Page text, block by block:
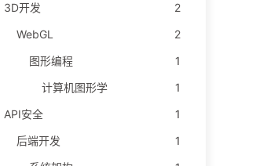
3D开发
2
WebGL
2
图形编程
1
计算机图形学
1
API安全
1
后端开发
1